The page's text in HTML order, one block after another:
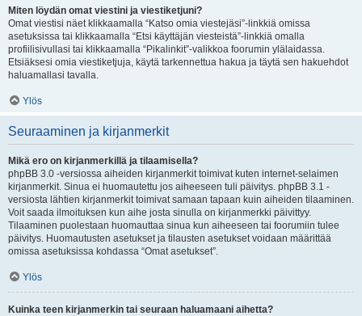
Miten löydän omat viestini ja viestiketjuni?
Omat viestisi näet klikkaamalla “Katso omia viestejäsi”-linkkiä omissa
asetuksissa tai klikkaamalla “Etsi käyttäjän viesteistä”-linkkiä omalla
profiilisivullasi tai klikkaamalla “Pikalinkit”-valikkoa foorumin ylälaidassa.
Etsiäksesi omia viestiketjuja, käytä tarkennettua hakua ja täytä sen hakuehdot
haluamallasi tavalla.
Ylös
Seuraaminen ja kirjanmerkit
Mikä ero on kirjanmerkillä ja tilaamisella?
phpBB 3.0 -versiossa aiheiden kirjanmerkit toimivat kuten internet-selaimen
kirjanmerkit. Sinua ei huomautettu jos aiheeseen tuli päivitys. phpBB 3.1 -
versiosta lähtien kirjanmerkit toimivat samaan tapaan kuin aiheiden tilaaminen.
Voit saada ilmoituksen kun aihe josta sinulla on kirjanmerkki päivittyy.
Tilaaminen puolestaan huomauttaa sinua kun aiheeseen tai foorumiin tulee
päivitys. Huomautusten asetukset ja tilausten asetukset voidaan määrittää
omissa asetuksissa kohdassa “Omat asetukset”.
Ylös
Kuinka teen kirjanmerkin tai seuraan haluamaani aihetta?